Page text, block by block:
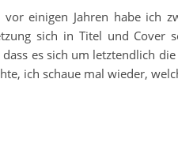
vor einigen Jahren habe ich
sich in Titel und Cover
es sich um letztendlich
ich schaue mal wieder,